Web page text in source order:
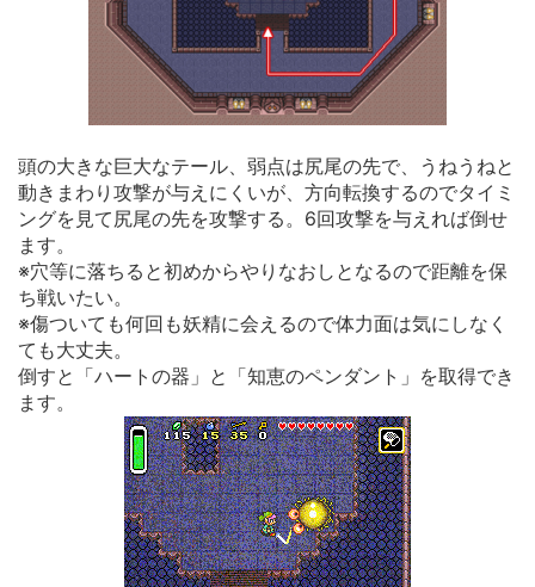
頭の大きな巨大なテール、弱点は尻尾の先で、うねうねと
動きまわり攻撃が与えにくいが、方向転換するのでタイミ
ングを見て尻尾の先を攻撃する。6回攻撃を与えれば倒せ
ます。
※穴等に落ちると初めからやりなおしとなるので距離を保
ち戦いたい。
※傷ついても何回も妖精に会えるので体力面は気にしなく
ても大丈夫。
倒すと「ハートの器」と「知恵のペンダント」を取得でき
ます。